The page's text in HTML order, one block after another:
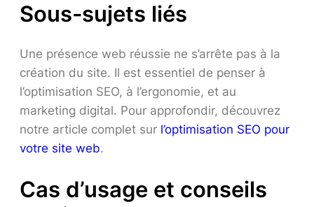
Sous-sujets liés
Une présence web réussie ne s’arrête pas à la
création du site. Il est essentiel de penser à
l’optimisation SEO, à l’ergonomie, et au
marketing digital. Pour approfondir, découvrez
notre article complet sur l’optimisation SEO pour
votre site web.
Cas d’usage et conseils